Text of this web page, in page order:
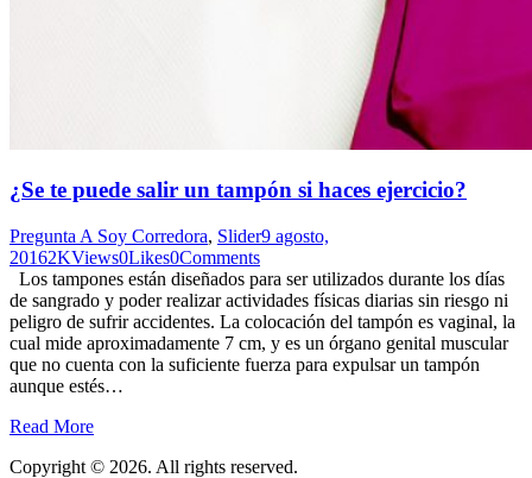
¿Se te puede salir un tampón si haces ejercicio?
Pregunta A Soy Corredora, Slider9 agosto,
20162KViews0Likes0Comments
Los tampones están diseñados para ser utilizados durante los días
de sangrado y poder realizar actividades físicas diarias sin riesgo ni
peligro de sufrir accidentes. La colocación del tampón es vaginal, la
cual mide aproximadamente 7 cm, y es un órgano genital muscular
que no cuenta con la suficiente fuerza para expulsar un tampón
aunque estés…
Read More
Copyright © 2026. All rights reserved.